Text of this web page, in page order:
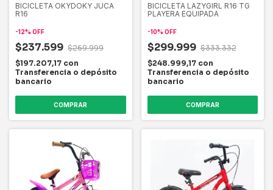
BICICLETA OKYDOKY JUCA
R16
-12% OFF
$237.599 $269.999
$197.207,17 con
Transferencia o depósito
bancario
COMPRAR
BICICLETA LAZYGIRL R16 TG
PLAYERA EQUIPADA
-10% OFF
$299.999 $333.332
$248.999,17 con
Transferencia o depósito
bancario
COMPRAR